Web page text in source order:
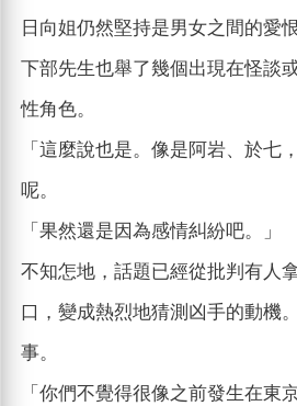
日向姐仍然堅持是男女之間的愛
下部先生也舉了幾個出現在怪談
性角色。
「這麼說也是。像是阿岩、於七
呢。
「果然還是因為感情糾紛吧。」
不知怎地，話題已經從批判有人
口，變成熱烈地猜測凶手的動機
事。
「你們不覺得很像之前發生在東